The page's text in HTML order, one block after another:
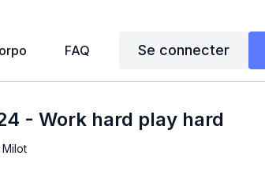
FAQ Se connecter
- Work hard play hard